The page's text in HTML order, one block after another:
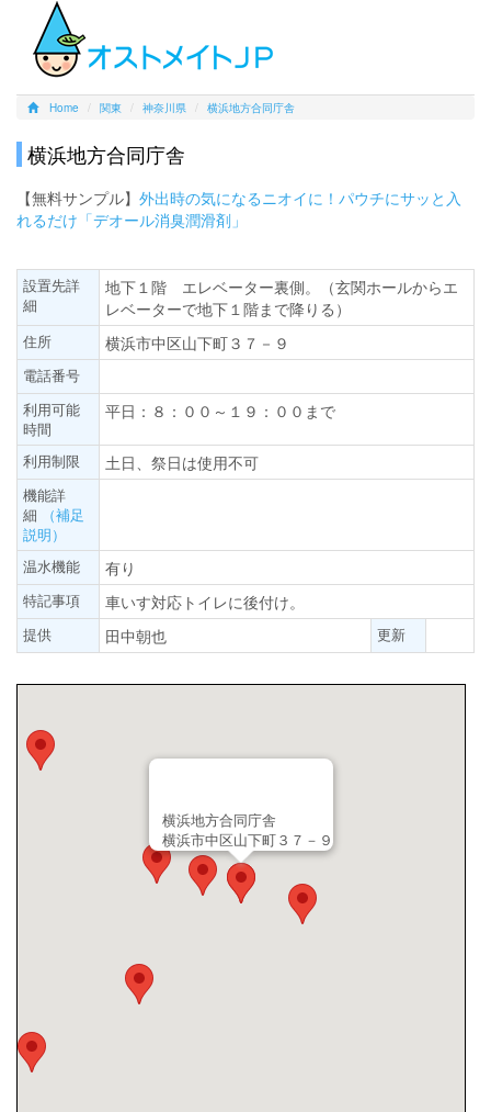
Home 関東 神奈川県 横浜地方合同庁舎
横浜地方合同庁舎
【無料サンプル】 外出時の気になるニオイに！パウチにサッと入
れるだけ「デオール消臭潤滑剤」
設置先詳
細
地下１階 エレベーター裏側。（玄関ホールからエ
レベーターで地下１階まで降りる）
住所 横浜市中区山下町３７－９
電話番号
利用可能
時間
平日：８：００～１９：００まで
利用制限 土日、祭日は使用不可
機能詳
細
（補足
説明）
温水機能
有り
特記事項 車いす対応トイレに後付け。
提供 田中朝也 更新
横浜地方合同庁舎
横浜市中区山下町３７－９